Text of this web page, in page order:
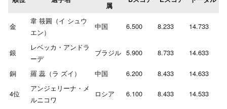
属
金
韋 筱圓（イ シュウ
エン）
中国 6.500 8.233 14.733
銀
レベッカ・アンドラ
ーデ
ブラジル 5.900 8.733 14.633
銅 羅 蕊（ラ ズイ） 中国 6.200 8.433 14.633
4位
アンジェリーナ・メ
ルニコワ
ロシア 6.100 8.433 14.533